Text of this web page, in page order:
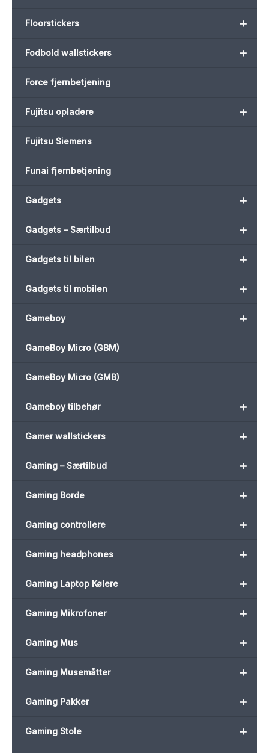
+
Floorstickers
+
Fodbold wallstickers
Force fjernbetjening
+
Fujitsu opladere
Fujitsu Siemens
Funai fjernbetjening
+
Gadgets
+
Gadgets – Særtilbud
+
Gadgets til bilen
+
Gadgets til mobilen
+
Gameboy
GameBoy Micro (GBM)
GameBoy Micro (GMB)
+
Gameboy tilbehør
+
Gamer wallstickers
+
Gaming – Særtilbud
+
Gaming Borde
+
Gaming controllere
+
Gaming headphones
+
Gaming Laptop Kølere
+
Gaming Mikrofoner
+
Gaming Mus
+
Gaming Musemåtter
+
Gaming Pakker
+
Gaming Stole